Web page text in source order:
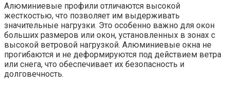
Алюминиевые профили отличаются высокой
жесткостью, что позволяет им выдерживать
значительные нагрузки. Это особенно важно для окон
больших размеров или окон, установленных в зонах с
высокой ветровой нагрузкой. Алюминиевые окна не
прогибаются и не деформируются под действием ветра
или снега, что обеспечивает их безопасность и
долговечность.